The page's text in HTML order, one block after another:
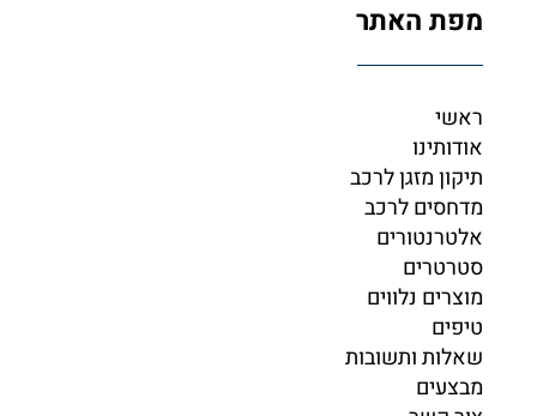
מפת האתר
ראשי
אודותינו
תיקון מזגן לרכב
מדחסים לרכב
אלטרנטורים
סטרטרים
מוצרים נלווים
טיפים
שאלות ותשובות
מבצעים